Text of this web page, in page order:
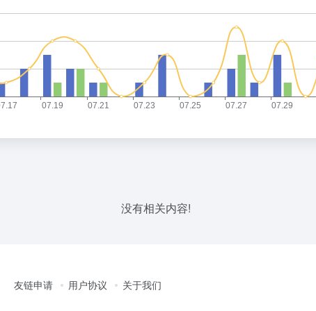
没有相关内容!
友链申请 用户协议 关于我们